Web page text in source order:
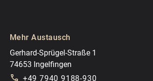
Mehr Austausch
Gerhard-Sprügel-Straße 1
74653 Ingelfingen
+49 7940 9188-930